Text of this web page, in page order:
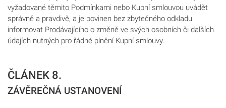
vyžadované těmito Podmínkami nebo Kupní smlouvou uvádět
správně a pravdivě, a je povinen bez zbytečného odkladu
informovat Prodávajícího o změně ve svých osobních či dalších
údajích nutných pro řádné plnění Kupní smlouvy.
ČLÁNEK 8.
ZÁVĚREČNÁ USTANOVENÍ